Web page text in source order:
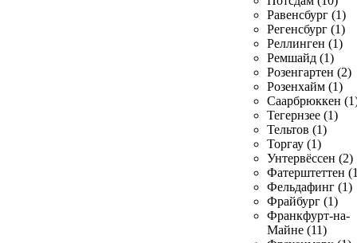
Равенсбург (1)
Регенсбург (1)
Реллинген (1)
Ремшайд (1)
Розенгартен (2)
Розенхайм (1)
Саарбрюккен
Тегернзее (1)
Тельтов (1)
Торгау (1)
Унтервёссен (2)
Фатерштеттен
Фельдафинг (1)
Фрайбург (1)
Франкфурт-на-
Майне (11)